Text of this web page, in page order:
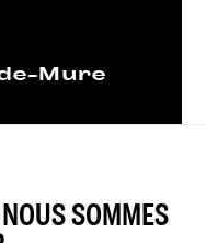
Mure
SOMMES